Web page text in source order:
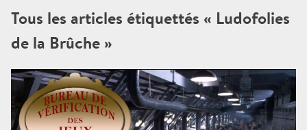
Tous les articles étiquettés « Ludofolies
de la Brûche »